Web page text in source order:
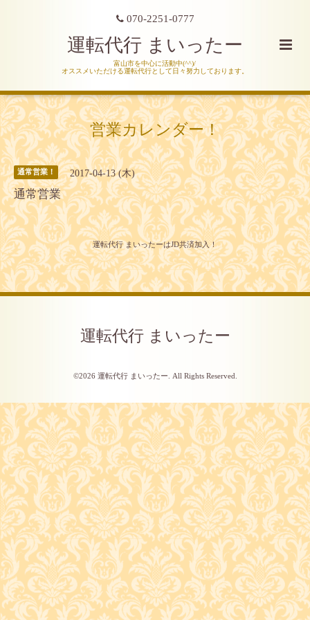
070-2251-0777
運転代行 まいったー
富山市を中心に活動中(^^)/
オススメいただける運転代行として日々努力しております。
営業カレンダー！
通常営業！ 2017-04-13 (木)
通常営業
運転代行 まいったーはJD共済加入！
運転代行 まいったー
©2026 運転代行 まいったー . All Rights Reserved.